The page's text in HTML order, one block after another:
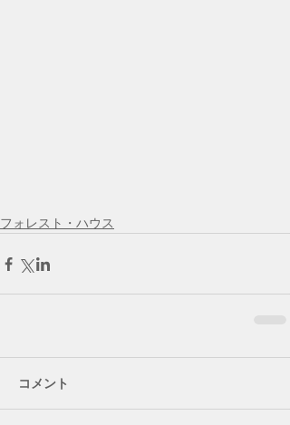
フォレスト・ハウス
コメント